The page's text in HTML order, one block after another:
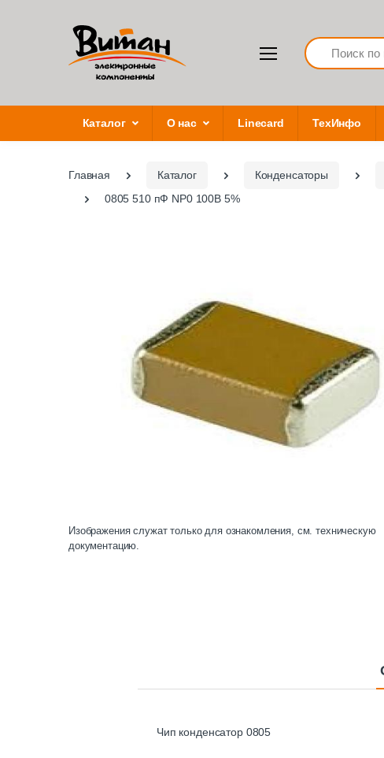
Search
Каталог О нас Linecard ТехИнфо
Главная Каталог Конденсаторы
0805 510 пФ NP0 100В 5%
Изображения служат только для ознакомления, см. техническую
документацию.
Чип конденсатор 0805